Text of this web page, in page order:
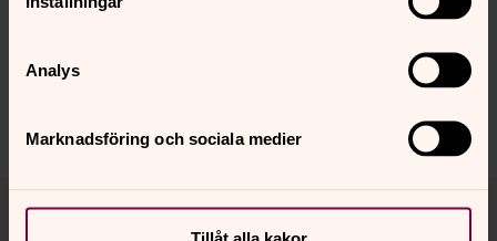
Analys
Marknadsföring och sociala medier
Tillåt alla kakor
Synpunkter eller frågor på sidans
bjarke.forsamling@svenskakyrkan.se
Tillbaka till toppen
Tillbaka till innehållet